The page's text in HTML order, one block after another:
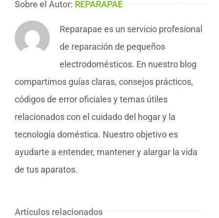
Sobre el Autor: REPARAPAE
Reparapae es un servicio profesional
de reparación de pequeños
electrodomésticos. En nuestro blog
compartimos guías claras, consejos prácticos,
códigos de error oficiales y temas útiles
relacionados con el cuidado del hogar y la
tecnología doméstica. Nuestro objetivo es
ayudarte a entender, mantener y alargar la vida
de tus aparatos.
Artículos relacionados